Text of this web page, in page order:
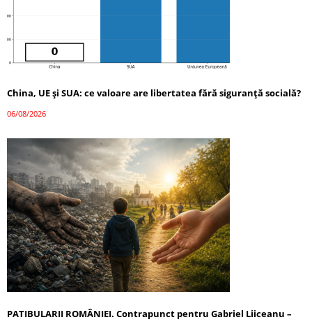
China, UE și SUA: ce valoare are libertatea fără siguranță socială?
06/08/2026
PATIBULARII ROMÂNIEI. Contrapunct pentru Gabriel Liiceanu –